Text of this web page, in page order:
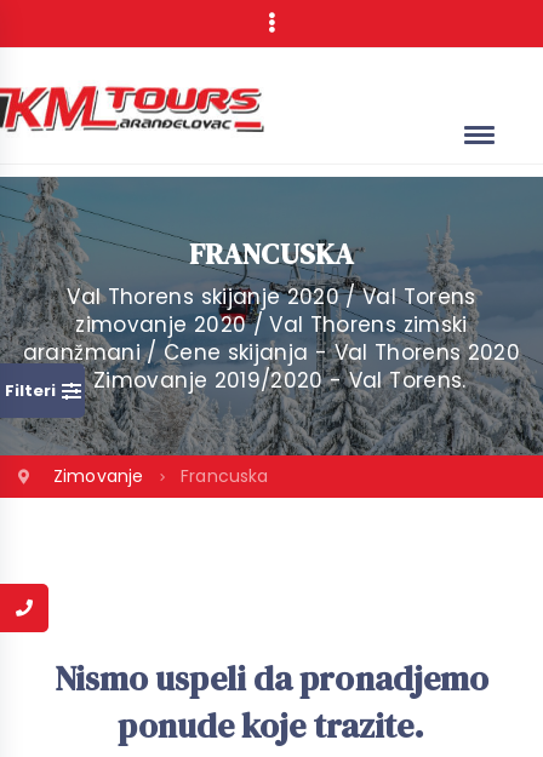
FRANCUSKA
Val Thorens skijanje 2020 / Val Torens
zimovanje 2020 / Val Thorens zimski
aranžmani / Cene skijanja - Val Thorens 2020
/ Zimovanje 2019/2020 - Val Torens.
Zimovanje Francuska
Filteri
Nismo uspeli da pronadjemo
ponude koje trazite.